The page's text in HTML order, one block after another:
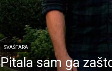
SVAŠTARA
Pitala sam ga